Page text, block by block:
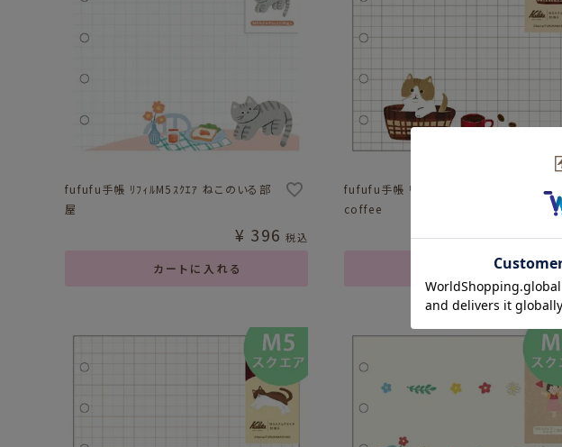
fufufu手帳 ﾘﾌｨﾙM5ｽｸｴｱ ねこのいる部
屋
カートに入れる
¥ 396 税込
fufufu手帳 ﾘﾌｨﾙM5ｽｸｴｱ ｶﾘﾀ Brown
coffee
カートに入れる
¥ 473